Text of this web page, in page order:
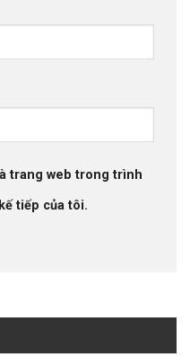
trang web trong trình
tiếp của tôi.